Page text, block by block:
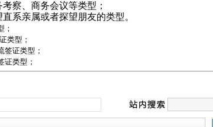
察、商务会议等类型；
亲属或者探望朋友的类型。
；
类型；
证类型；
类型；